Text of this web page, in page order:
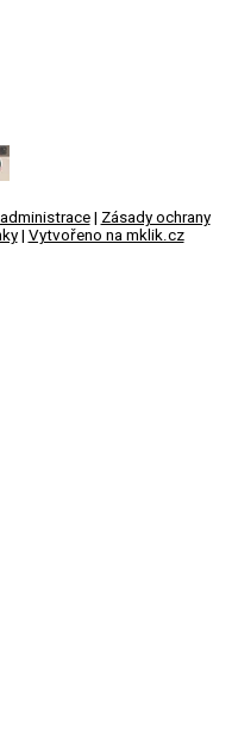
administrace| Zásady ochrany
| Vytvořeno na mklik.cz